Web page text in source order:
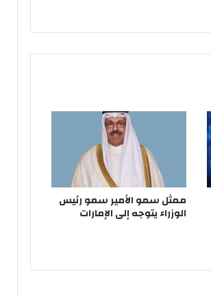
ممثل سمو الأمير سمو رئيس
الوزراء يتوجه إلى الإمارات